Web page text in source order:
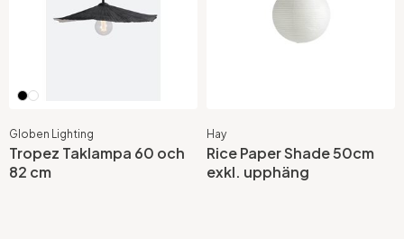
Globen Lighting
Tropez Taklampa 60 och
82 cm
Hay
Rice Paper Shade 50cm
exkl. upphäng